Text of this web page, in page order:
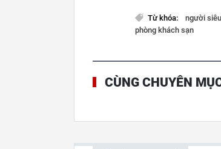
Từ khóa: người
phòng khách sạn
CÙNG CHUYÊN